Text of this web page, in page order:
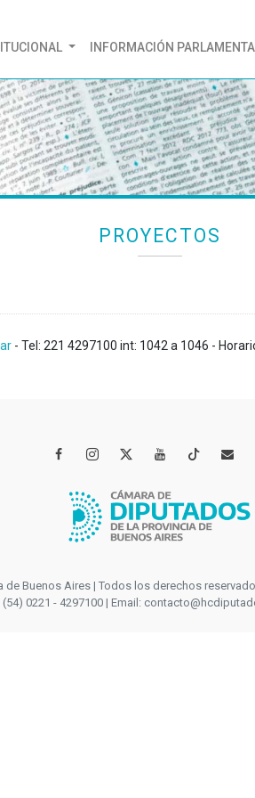
INFORMACIÓN
PROYECTOS
- Tel: 221 4297100 int: 1042 a 1046 -
  
Buenos Aires | Todos los derechos
(54) 0221 - 4297100 | Email: